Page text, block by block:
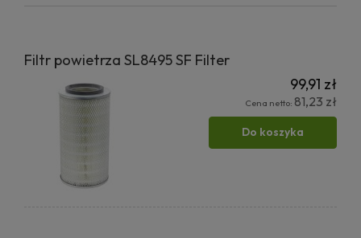
Filtr powietrza SL8495 SF Filter
99,91 zł
Cena netto: 81,23 zł
Do koszyka